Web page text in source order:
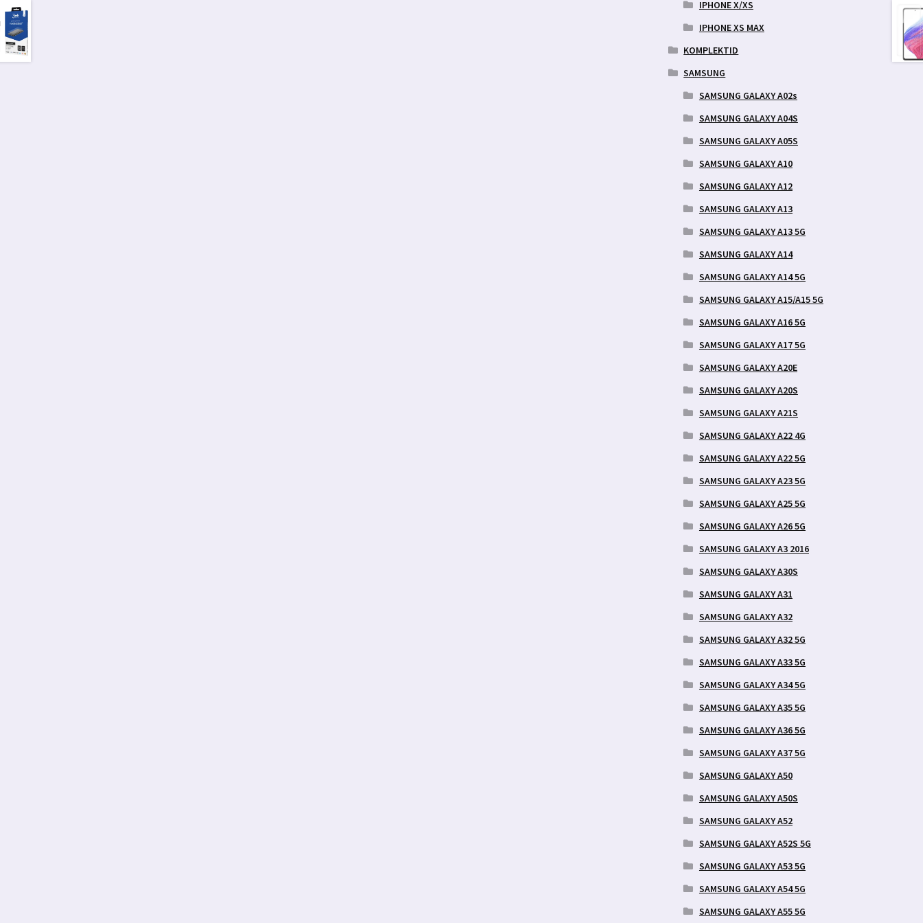
IPHONE X/XS
IPHONE XS MAX
KOMPLEKTID
SAMSUNG
SAMSUNG GALAXY A02s
SAMSUNG GALAXY A04S
SAMSUNG GALAXY A05S
SAMSUNG GALAXY A10
SAMSUNG GALAXY A12
SAMSUNG GALAXY A13
SAMSUNG GALAXY A13 5G
SAMSUNG GALAXY A14
SAMSUNG GALAXY A14 5G
SAMSUNG GALAXY A15/A15 5G
SAMSUNG GALAXY A16 5G
SAMSUNG GALAXY A17 5G
SAMSUNG GALAXY A20E
SAMSUNG GALAXY A20S
SAMSUNG GALAXY A21S
SAMSUNG GALAXY A22 4G
SAMSUNG GALAXY A22 5G
SAMSUNG GALAXY A23 5G
SAMSUNG GALAXY A25 5G
SAMSUNG GALAXY A26 5G
SAMSUNG GALAXY A3 2016
SAMSUNG GALAXY A30S
SAMSUNG GALAXY A31
SAMSUNG GALAXY A32
SAMSUNG GALAXY A32 5G
SAMSUNG GALAXY A33 5G
SAMSUNG GALAXY A34 5G
SAMSUNG GALAXY A35 5G
SAMSUNG GALAXY A36 5G
SAMSUNG GALAXY A37 5G
SAMSUNG GALAXY A50
SAMSUNG GALAXY A50S
SAMSUNG GALAXY A52
SAMSUNG GALAXY A52S 5G
SAMSUNG GALAXY A53 5G
SAMSUNG GALAXY A54 5G
SAMSUNG GALAXY A55 5G